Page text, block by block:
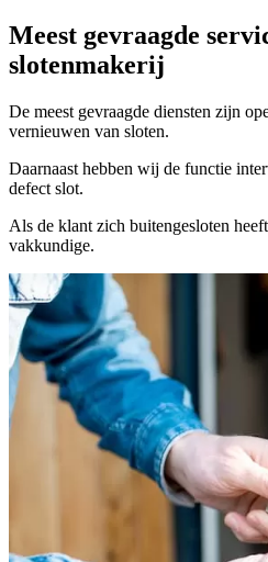
Meest gevraagde
slotenmakerij
De meest gevraagde diensten zijn
vernieuwen van sloten.
Daarnaast hebben wij de functie
defect slot.
Als de klant zich buitengesloten
vakkundige.